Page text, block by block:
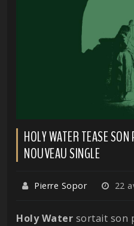
HOLY WATER TEASE
NOUVEAU SINGLE
Pierre Sopor 22
Holy Water sortait son